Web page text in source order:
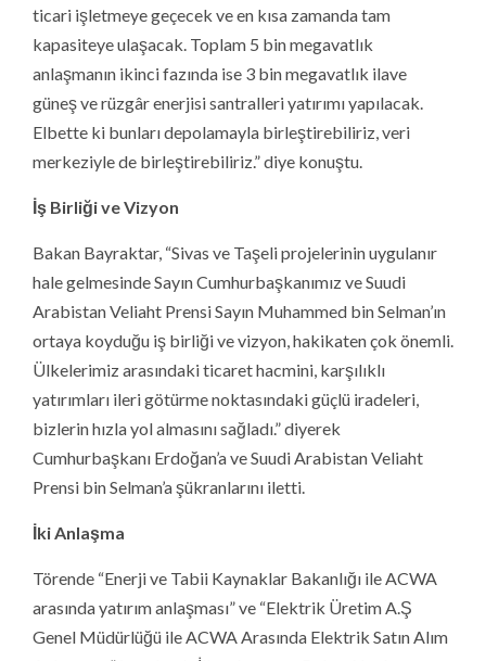
ticari işletmeye geçecek ve en kısa zamanda tam
kapasiteye ulaşacak. Toplam 5 bin megavatlık
anlaşmanın ikinci fazında ise 3 bin megavatlık ilave
güneş ve rüzgâr enerjisi santralleri yatırımı yapılacak.
Elbette ki bunları depolamayla birleştirebiliriz, veri
merkeziyle de birleştirebiliriz.” diye konuştu.
İş Birliği ve Vizyon
Bakan Bayraktar, “Sivas ve Taşeli projelerinin uygulanır
hale gelmesinde Sayın Cumhurbaşkanımız ve Suudi
Arabistan Veliaht Prensi Sayın Muhammed bin Selman’ın
ortaya koyduğu iş birliği ve vizyon, hakikaten çok önemli.
Ülkelerimiz arasındaki ticaret hacmini, karşılıklı
yatırımları ileri götürme noktasındaki güçlü iradeleri,
bizlerin hızla yol almasını sağladı.” diyerek
Cumhurbaşkanı Erdoğan’a ve Suudi Arabistan Veliaht
Prensi bin Selman’a şükranlarını iletti.
İki Anlaşma
Törende “Enerji ve Tabii Kaynaklar Bakanlığı ile ACWA
arasında yatırım anlaşması” ve “Elektrik Üretim A.Ş
Genel Müdürlüğü ile ACWA Arasında Elektrik Satın Alım